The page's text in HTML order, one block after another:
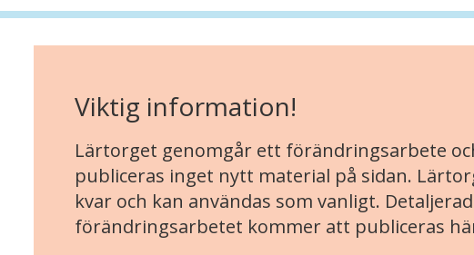
Viktig information!
Lärtorget genomgår ett förändringsarbete
publiceras inget nytt material på sidan.
kvar och kan användas som vanligt.
förändringsarbetet kommer att publiceras